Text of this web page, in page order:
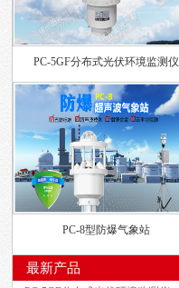
PC-5GF分布式光伏环境监测仪
PC-8型防爆气象站
最新产品